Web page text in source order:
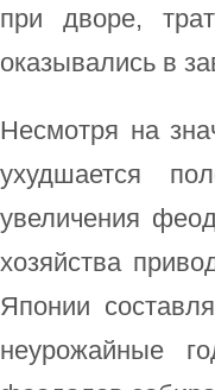
при дворе,
оказывались в
Несмотря на
ухудшается
увеличения
хозяйства
Японии
неурожайные